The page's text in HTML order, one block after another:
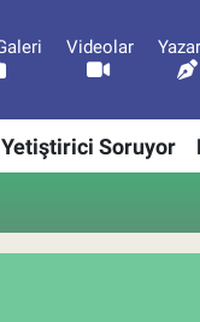
Videolar
Yetiştirici Soruyor